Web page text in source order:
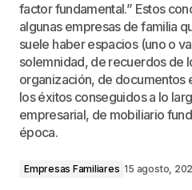
factor fundamental.” Estos
algunas empresas de familia
suele haber espacios (uno o
solemnidad, de recuerdos de
organización, de documentos
los éxitos conseguidos a lo
empresarial, de mobiliario
época.
Empresas Familiares 15 agosto,